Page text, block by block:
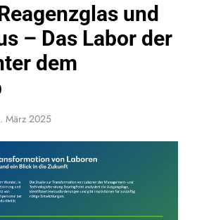
und
– Das Labor der
dem
März 2025